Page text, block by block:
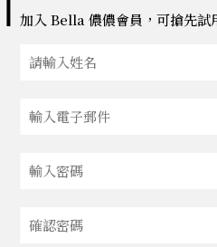
加入 Bella 儂儂會員，可搶先試